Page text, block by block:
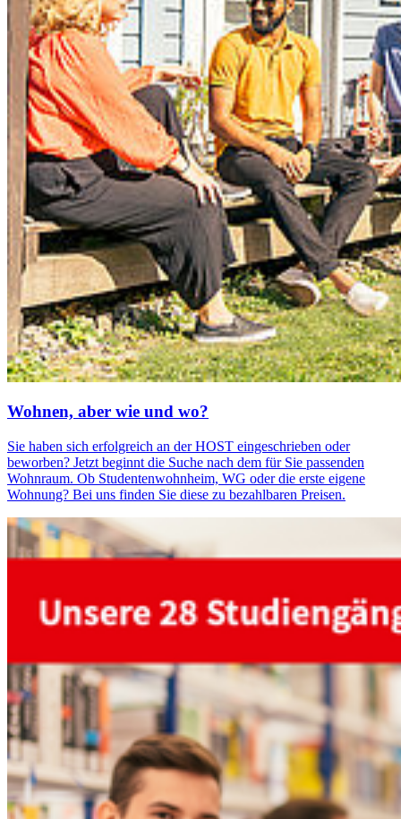
Woh­nen, aber wie und wo?
Sie haben sich erfolgreich an der HOST eingeschrieben oder
beworben? Jetzt beginnt die Suche nach dem für Sie passenden
Wohnraum. Ob Studentenwohnheim, WG oder die erste eigene
Wohnung? Bei uns finden Sie diese zu bezahlbaren Preisen.